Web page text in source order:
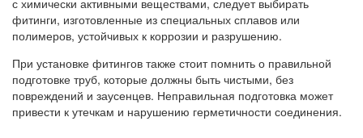
с химически активными веществами, следует выбирать
фитинги, изготовленные из специальных сплавов или
полимеров, устойчивых к коррозии и разрушению.
При установке фитингов также стоит помнить о правильной
подготовке труб, которые должны быть чистыми, без
повреждений и заусенцев. Неправильная подготовка может
привести к утечкам и нарушению герметичности соединения.